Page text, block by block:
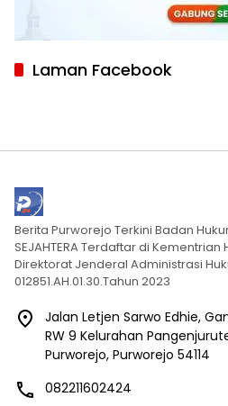
Laman Facebook
Berita Purworejo Terkini Badan
SEJAHTERA Terdaftar di Kementrian
Direktorat Jenderal Administrasi
012851.AH.01.30.Tahun 2023
Jalan Letjen Sarwo Edhie,
RW 9 Kelurahan
Purworejo, Purworejo 54114
082211602424